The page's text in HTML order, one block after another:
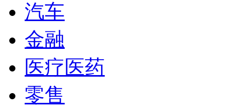
汽车
金融
医疗医药
零售